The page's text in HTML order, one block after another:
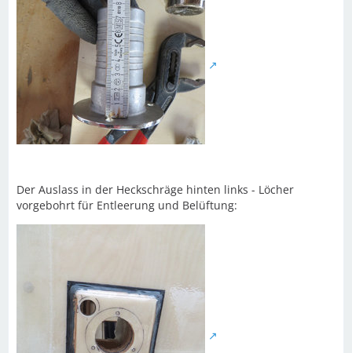
Der Auslass in der Heckschräge hinten links - Löcher
vorgebohrt für Entleerung und Belüftung: